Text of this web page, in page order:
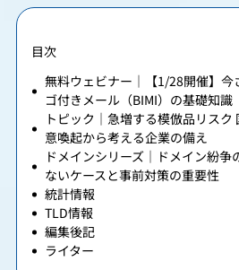
目次
無料ウェビナー｜【1/28開催】
ゴ付きメール（BIMI）の基礎知識
トピック｜急増する模倣品リス
意喚起から考える企業の備え
ドメインシリーズ｜ドメイン紛
ないケースと事前対策の重要性
統計情報
TLD情報
編集後記
ライター